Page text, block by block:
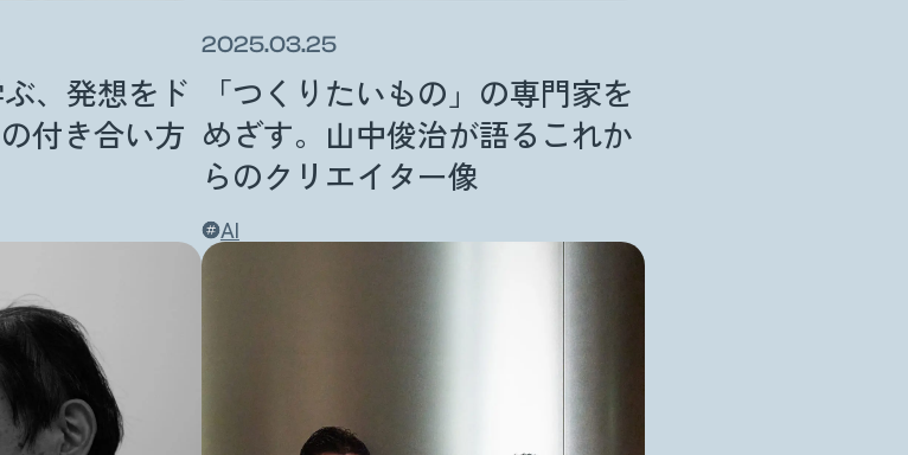
、発想をド
付き合い方
2025.03.25
「つくりたいもの」の専門家を
めざす。山中俊治が語るこれか
らのクリエイター像
AI